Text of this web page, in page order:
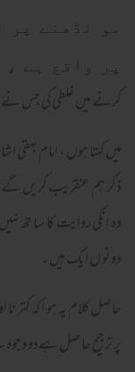
مو نڈھنے پر
پر واقع ہے
کرنے میں غلطی کی جس نے
میں کہتا ہوں ، امام بہقی
ذکر ہم عنقریب کریں گے
وہ انکی روایت کا سا تھ
دونو ں ایک ہیں ۔
حاصل کلام یہ ہو ا کہ کتر
پر ترجیح حا صل ہےدو